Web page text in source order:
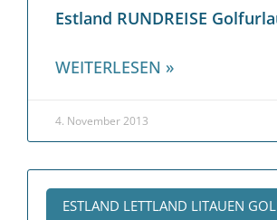
Estland RUNDREISE
WEITERLESEN »
4. November 2013
ESTLAND LETTLAND LITAUEN